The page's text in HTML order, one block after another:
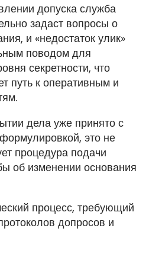
допуска служба
задаст вопросы о
и «недостаток улик»
поводом для
секретности, что
путь к оперативным и
дела уже принято с
это не
процедура подачи
об изменении основания
процесс, требующий
допросов и